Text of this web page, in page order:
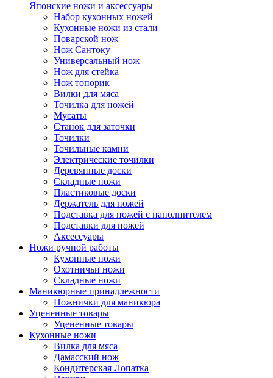
Японские ножи и аксессуары
Набор кухонных ножей
Кухонные ножи из стали
Поварской нож
Нож Сантоку
Универсальный нож
Нож для стейка
Нож топорик
Вилки для мяса
Точилка для ножей
Мусаты
Станок для заточки
Точилки
Точильные камни
Электрические точилки
Деревянные доски
Складные ножи
Пластиковые доски
Держатель для ножей
Подставка для ножей с наполнителем
Подставки для ножей
Аксессуары
Ножи ручной работы
Кухонные ножи
Охотничьи ножи
Складные ножи
Маникюрные принадлежности
Ножнички для маникюра
Уцененные товары
Уцененные товары
Кухонные ножи
Вилка для мяса
Дамасский нож
Кондитерская Лопатка